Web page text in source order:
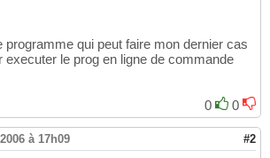
programme qui peut faire mon dernier cas
executer le prog en ligne de commande
0
0
à 17h09 #2